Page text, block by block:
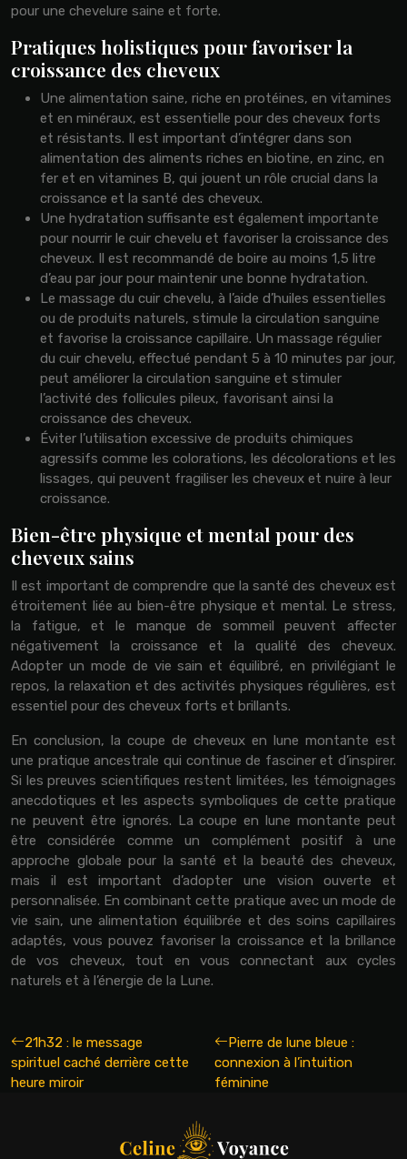
pour une chevelure saine et forte.
Pratiques holistiques pour favoriser la
croissance des cheveux
Une alimentation saine, riche en protéines, en vitamines
et en minéraux, est essentielle pour des cheveux forts
et résistants. Il est important d’intégrer dans son
alimentation des aliments riches en biotine, en zinc, en
fer et en vitamines B, qui jouent un rôle crucial dans la
croissance et la santé des cheveux.
Une hydratation suffisante est également importante
pour nourrir le cuir chevelu et favoriser la croissance des
cheveux. Il est recommandé de boire au moins 1,5 litre
d’eau par jour pour maintenir une bonne hydratation.
Le massage du cuir chevelu, à l’aide d’huiles essentielles
ou de produits naturels, stimule la circulation sanguine
et favorise la croissance capillaire. Un massage régulier
du cuir chevelu, effectué pendant 5 à 10 minutes par jour,
peut améliorer la circulation sanguine et stimuler
l’activité des follicules pileux, favorisant ainsi la
croissance des cheveux.
Éviter l’utilisation excessive de produits chimiques
agressifs comme les colorations, les décolorations et les
lissages, qui peuvent fragiliser les cheveux et nuire à leur
croissance.
Bien-être physique et mental pour des
cheveux sains
Il est important de comprendre que la santé des cheveux est
étroitement liée au bien-être physique et mental. Le stress,
la fatigue, et le manque de sommeil peuvent affecter
négativement la croissance et la qualité des cheveux.
Adopter un mode de vie sain et équilibré, en privilégiant le
repos, la relaxation et des activités physiques régulières, est
essentiel pour des cheveux forts et brillants.
En conclusion, la coupe de cheveux en lune montante est
une pratique ancestrale qui continue de fasciner et d’inspirer.
Si les preuves scientifiques restent limitées, les témoignages
anecdotiques et les aspects symboliques de cette pratique
ne peuvent être ignorés. La coupe en lune montante peut
être considérée comme un complément positif à une
approche globale pour la santé et la beauté des cheveux,
mais il est important d’adopter une vision ouverte et
personnalisée. En combinant cette pratique avec un mode de
vie sain, une alimentation équilibrée et des soins capillaires
adaptés, vous pouvez favoriser la croissance et la brillance
de vos cheveux, tout en vous connectant aux cycles
naturels et à l’énergie de la Lune.
21h32 : le message
spirituel caché derrière cette
heure miroir
Pierre de lune bleue :
connexion à l’intuition
féminine